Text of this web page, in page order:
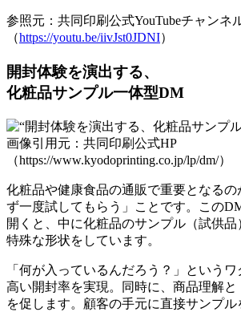
参照元：共同印刷公式YouTubeチャンネ
（https://youtu.be/iivJst0JDNI）
開封体験を演出する、
化粧品サンプル一体型DM
画像引用元：共同印刷公式HP
（https://www.kyodoprinting.co.jp/lp/dm/）
化粧品や健康食品の通販で重要となるの
ず一度試してもらう」ことです。この
開くと、中に化粧品のサンプル（試供
特殊な形状をしています。
「何が入っているんだろう？」というワ
高い開封率を実現。同時に、商品理解と
を促します。顧客の手元に直接サンプル